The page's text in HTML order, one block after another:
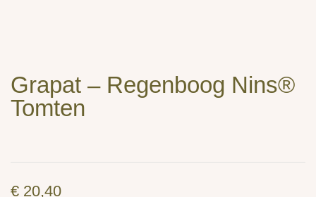
Grapat – Regenboog Nins®
Tomten
€ 20,40